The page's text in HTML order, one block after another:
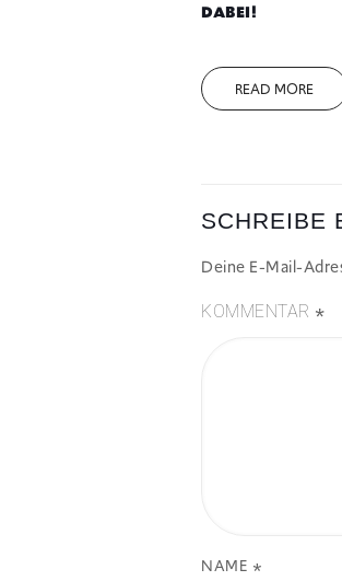
DABEI!
READ MORE
SCHREIBE
Deine E-Mail-
KOMMENTAR *
NAME *